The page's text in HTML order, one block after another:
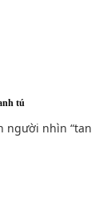
tú
người nhìn “tan